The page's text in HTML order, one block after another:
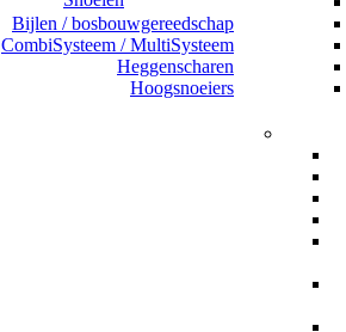
Bijlen / bosbouwgereedschap
CombiSysteem / MultiSysteem
Heggenscharen
Hoogsnoeiers